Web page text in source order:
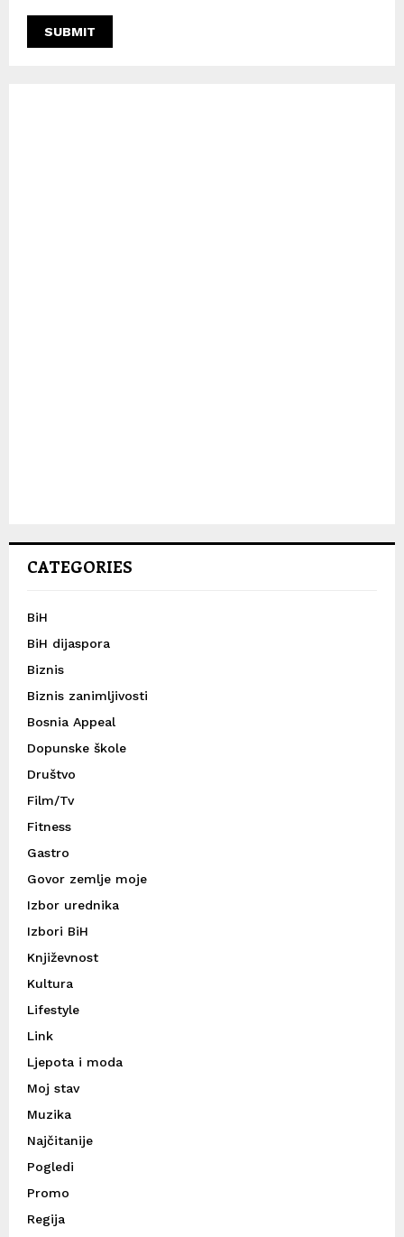
CATEGORIES
BiH
BiH dijaspora
Biznis
Biznis zanimljivosti
Bosnia Appeal
Dopunske škole
Društvo
Film/Tv
Fitness
Gastro
Govor zemlje moje
Izbor urednika
Izbori BiH
Književnost
Kultura
Lifestyle
Link
Ljepota i moda
Moj stav
Muzika
Najčitanije
Pogledi
Promo
Regija